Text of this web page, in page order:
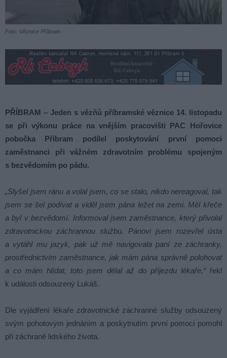
Foto: Věznice Příbram
PŘÍBRAM – Jeden s vězňů příbramské věznice 14. listopadu
se při výkonu práce na vnějším pracovišti PAC Hořovice
pobočka Příbram podílel poskytování první pomoci
zaměstnanci při vážném zdravotním problému spojeným
s bezvědomím po pádu.
„Slyšel jsem ránu a volal jsem, co se stalo, nikdo nereagoval, tak
jsem se šel podívat a viděl jsem pána ležet na zemi. Měl křeče
a byl v bezvědomí. Informoval jsem zaměstnance, který přivolal
zdravotnickou záchrannou službu. Pánovi jsem rozevřel ústa
a vytáhl mu jazyk, pak už mě navigovala paní ze záchranky,
prostřednictvím zaměstnance, jak mám pána správně polohovat
a co mám hlídat, toto jsem dělal až do příjezdu lékaře,“ řekl
k události odsouzený Lukáš.
Dle vyjádření lékaře zdravotnické záchranné služby odsouzený
svým pohotovým jednáním a poskytnutím první pomoci pomohl
při záchraně lidského života.